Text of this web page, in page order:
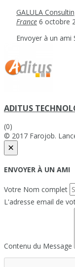
GALULA
France 6 octobre
Envoyer à un ami
ADITUS
(0)
© 2017 Farojob.
×
ENVOYER À UN AMI
Votre Nom complet
L'adresse email de
Contenu du Message